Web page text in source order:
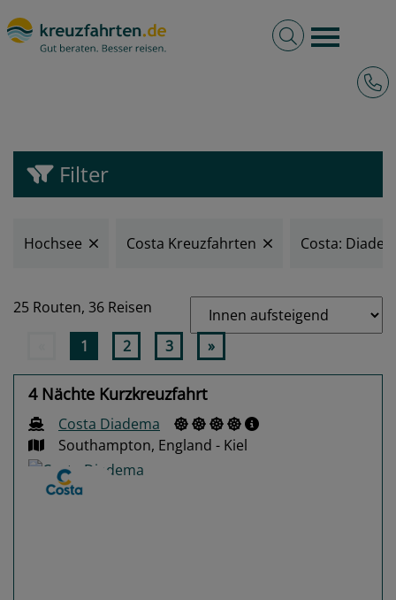
Burger
Volltextsuche
Costa Diadema Kreuzfahrten ab Kiel
Filter
Hochsee Costa Kreuzfahrten Costa:
25 Routen, 36 Reisen
1 2 3 »
4 Nächte Kurzkreuzfahrt
Costa Diadema
Southampton, England - Kiel